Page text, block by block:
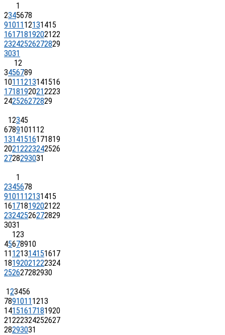
1
2345678
9101112131415
16171819202122
23242526272829
3031
12
3456789
10111213141516
17181920212223
242526272829
12345
6789101112
13141516171819
20212223242526
2728293031
1
2345678
9101112131415
16171819202122
23242526272829
3031
123
45678910
11121314151617
18192021222324
252627282930
123456
78910111213
14151617181920
21222324252627
28293031